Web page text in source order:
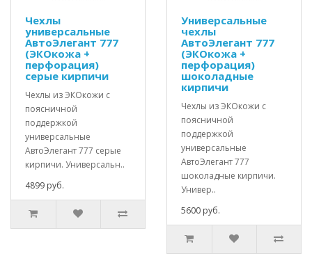
Чехлы
универсальные
АвтоЭлегант 777
(ЭКОкожа +
перфорация)
серые кирпичи
Чехлы из ЭКОкожи с
поясничной
поддержкой
универсальные
АвтоЭлегант 777 серые
кирпичи. Универсальн..
4899 руб.
Универсальные
чехлы
АвтоЭлегант 777
(ЭКОкожа +
перфорация)
шоколадные
кирпичи
Чехлы из ЭКОкожи с
поясничной
поддержкой
универсальные
АвтоЭлегант 777
шоколадные кирпичи.
Универ..
5600 руб.